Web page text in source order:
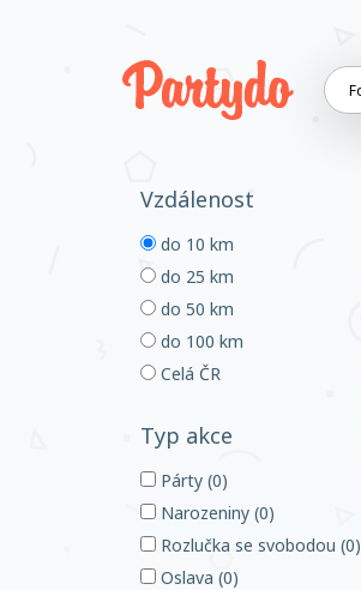
Vzdálenost
do 10 km
do 25 km
do 50 km
do 100 km
Celá ČR
Typ akce
Párty (0)
Narozeniny (0)
Rozlučka se svobodou (0)
Oslava (0)